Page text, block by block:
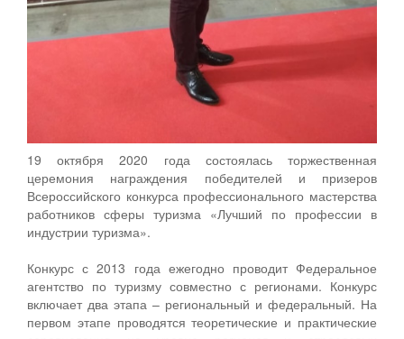
19 октября 2020 года состоялась торжественная
церемония награждения победителей и призеров
Всероссийского конкурса профессионального мастерства
работников сферы туризма «Лучший по профессии в
индустрии туризма».
Конкурс с 2013 года ежегодно проводит Федеральное
агентство по туризму совместно с регионами. Конкурс
включает два этапа – региональный и федеральный. На
первом этапе проводятся теоретические и практические